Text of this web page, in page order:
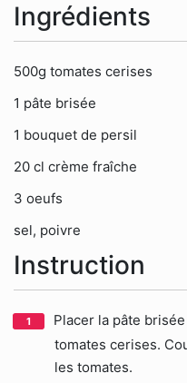
Ingrédients
500g tomates cerises
1 pâte brisée
1 bouquet de persil
20 cl crème fraîche
3 oeufs
sel, poivre
Instruction
Placer la pâte
tomates cerises.
les tomates.